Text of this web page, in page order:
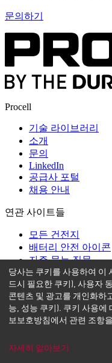
문의하기
Procell
기술 라이브러리
소개
문의
LinkedIn
공급사 포털
채용 안내
연관 사이트들
모든 건전지
배터리 안전 아이콘
자주 묻는 질문
도움말
이용약관
개인정보보호방침
당사는 쿠키를 사용하여 이
드시 필요한 쿠키), 사용자
콘텐츠 및 광고를 개인화하
능, 성능 쿠키). 쿠키 사용에
보보호방침에서 관련 조항
자세히 알아보기